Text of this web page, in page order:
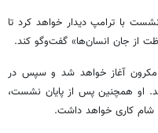
با ترامپ دیدار خواهد کرد تا
از جان انسان‌ها» گفت‌وگو کند.
مکرون آغاز خواهد شد و سپس در
او همچنین پس از پایان نشست،
شام کاری خواهد داشت.